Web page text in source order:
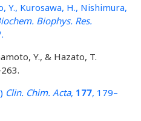
Y., Kurosawa, H., Nishimura,
Biophys. Res.
Y., & Hazato, T.
Clin. Chim. Acta, 177, 179–